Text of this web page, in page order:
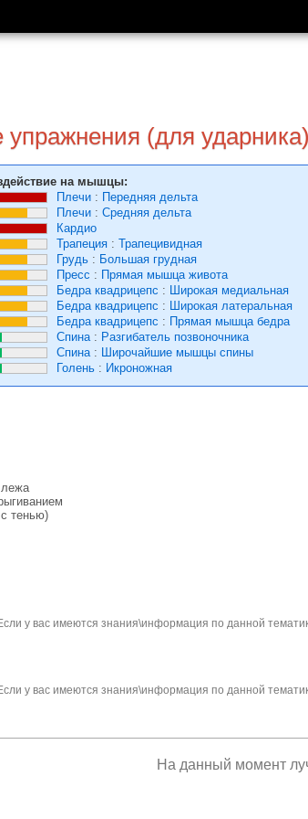
(для ударника)
на мышцы:
Плечи : Передняя дельта
Плечи : Средняя дельта
Кардио
Трапеция : Трапецивидная
Грудь : Большая грудная
Пресс : Прямая мышца живота
Бедра квадрицепс : Широкая медиальная
Бедра квадрицепс : Широкая латеральная
Бедра квадрицепс : Прямая мышца бедра
Спина: Разгибатель позвоночника
Спина: Широчайшие мышцы спины
Голень : Икроножная
тенью)
у вас имеются знания\информация по данной
у вас имеются знания\информация по данной
На данный момент